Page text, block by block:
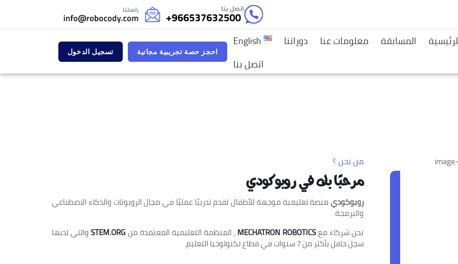
English دوراتنا معلومات عنا المسابقة
اتصل بنا
احجز حصة تجريبية مجانية تسجيل الدخول
من نحن ؟
مرحبًا بك في روبوكودي
روبوكوديمنصة تعليمية موجهة للأطفال تقدم تدريبًا عمليًا في مجال الروبوتات والذكاء الاصطناعي
والبرمجة.
نحن شركاء معMECHATRON ROBOTICS، المنظمة التعليمية المعتمدة منSTEM.ORGوالتي لديها
سجل حافل بأكثر من 7 سنوات في قطاع تكنولوجيا التعليم.